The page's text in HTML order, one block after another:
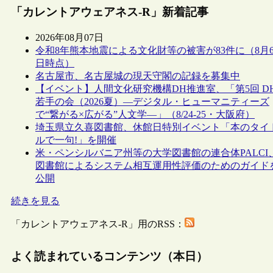
「カレントアウェアネス-R」新着記事
2026年08月07日
令和8年熊本地震による文化財等の被害が83件に（8月
日時点）
名古屋市、名古屋城の現天守閣の記録を募集中
【イベント】人間文化研究機構DH推進室、「第5回
若手の会（2026夏）―デジタル・ヒューマニティーズ
で“繋がる×広がる”人文学―」（8/24-25・大阪府）
埼玉県立久喜図書館、休館日特別イベント「本のタイ
ルで一句!」を開催
米・ペンシルバニア州等の大学図書館の連合体PALCI、
図書館によるシステム相互運用性評価のためのガイド
公開
続きを見る
「カレントアウェアネス-R」用のRSS：
よく読まれているコンテンツ（本日）